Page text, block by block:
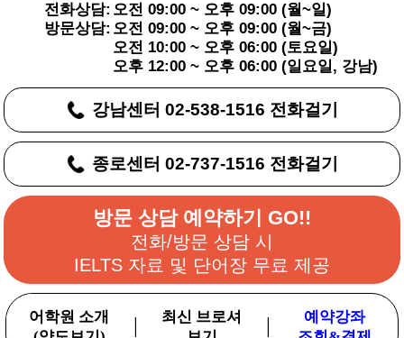
전화상담:
방문상담:
오전 09:00 ~ 오후 09:00 (월~일)
오전 09:00 ~ 오후 09:00 (월~금)
오전 10:00 ~ 오후 06:00 (토요일)
오후 12:00 ~ 오후 06:00 (일요일, 강남)
강남센터 02-538-1516 전화걸기
종로센터 02-737-1516 전화걸기
방문 상담 예약하기 GO!!
전화/방문 상담 시
IELTS 자료 및 단어장 무료 제공
어학원 소개
최신 브로셔
예약강좌